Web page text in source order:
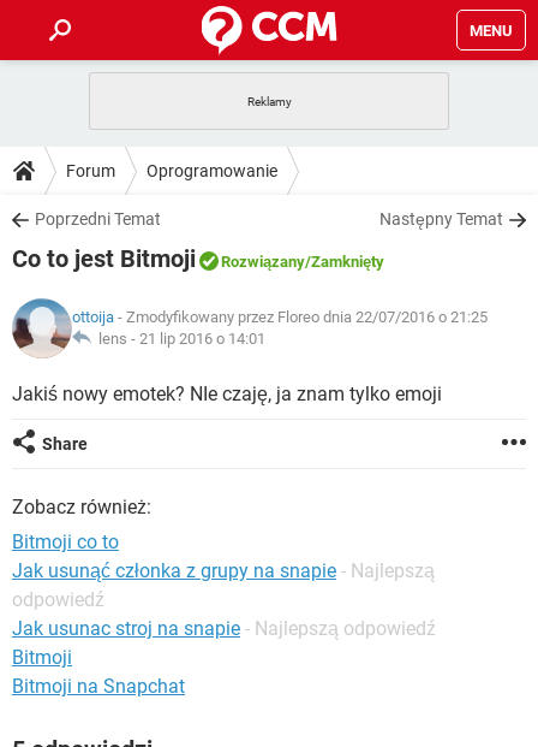
MENU
GRY WHATSAPP
SPOTIFY
INSTAGRAM FACEBOOK
WINDOWS 10
PORADY
PlayStation TIKTOK
INSTAGRAM FACEBOOK
WINDOWS 10
DO POBRANIA
ANDROID TIKTOK
GRY
IOS
INSTAGRAM
COVID-19 TIKTOK
GRY
SPOTIFY NETFLIX
INSTAGRAM
ARTYKUŁY
COVID-19
INSTAGRAM
WINDOWS 10
Forum Oprogramowanie
Poprzedni Temat Następny Temat
Co to jest Bitmoji Rozwiązany/Zamknięty
ottoija - Zmodyfikowany przez Floreo dnia 22/07/2016 o 21:25
lens - 21 lip 2016 o 14:01
Jakiś nowy emotek? NIe czaję, ja znam tylko emoji
Share
Zobacz również:
Bitmoji co to
Jak usunąć członka z grupy na snapie - Najlepszą
odpowiedź
Jak usunac stroj na snapie - Najlepszą odpowiedź
Bitmoji
Bitmoji na Snapchat